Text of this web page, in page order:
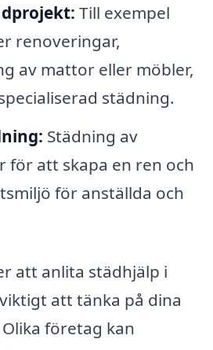
Till exempel
renoveringar,
av mattor eller möbler,
städning.
Städning av
för att skapa en ren och
för anställda och
att anlita städhjälp i
att tänka på dina
företag kan